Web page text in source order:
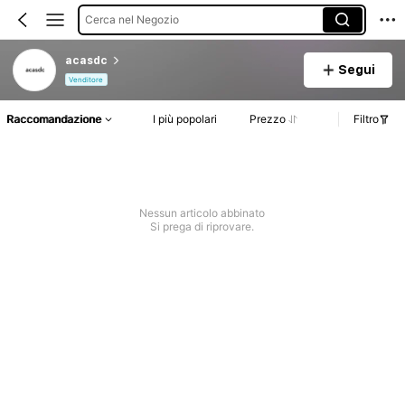
Cerca nel Negozio
acasdc
Venditore
Segui
Raccomandazione I più popolari Prezzo Filtro
Nessun articolo abbinato
Si prega di riprovare.